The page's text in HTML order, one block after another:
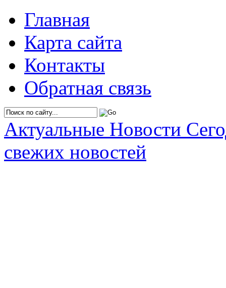
Главная
Карта сайта
Контакты
Обратная связь
Актуальные Новости
свежих новостей